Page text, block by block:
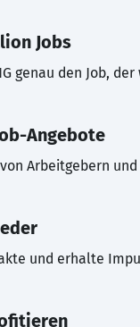
Jobs
genau den Job,
Angebote
Arbeitgebern
und erhalte